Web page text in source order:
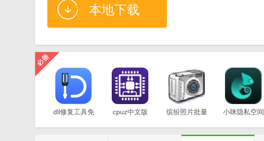
本地下载
dll修复工具免
cpuz中文版
缤纷照片批量
小咪隐私空间